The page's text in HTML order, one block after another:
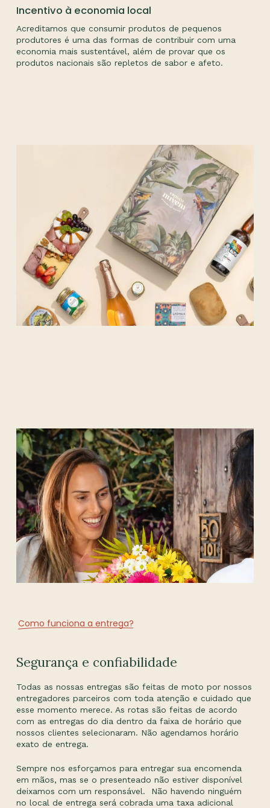
Incentivo à economia local
Acreditamos que consumir produtos de pequenos
produtores é uma das formas de contribuir com uma
economia mais sustentável, além de provar que os
produtos nacionais são repletos de sabor e afeto.
Como funciona a entrega?
Segurança e confiabilidade
Todas as nossas entregas são feitas de moto por nossos
entregadores parceiros com toda atenção e cuidado que
esse momento merece. As rotas são feitas de acordo
com as entregas do dia dentro da faixa de horário que
nossos clientes selecionaram. Não agendamos horário
exato de entrega.
Sempre nos esforçamos para entregar sua encomenda
em mãos, mas se o presenteado não estiver disponível
deixamos com um responsável. Não havendo ninguém
no local de entrega será cobrada uma taxa adicional